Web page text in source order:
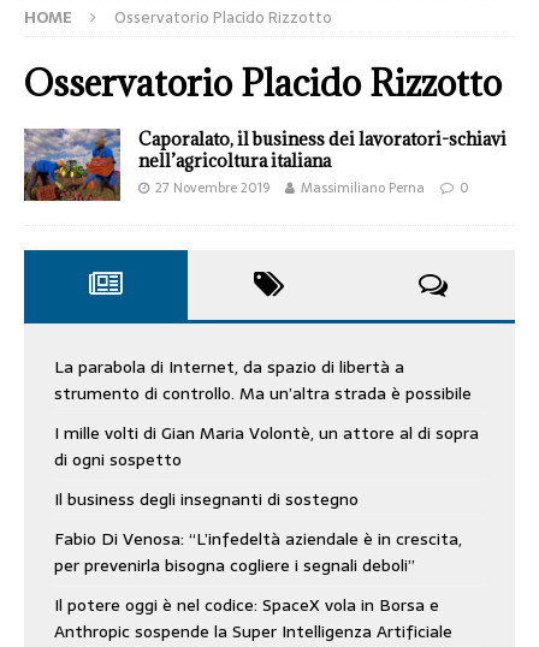
HOME Osservatorio Placido Rizzotto
Osservatorio Placido Rizzotto
Caporalato, il business dei lavoratori-schiavi
nell’agricoltura italiana
27 Novembre 2019 Massimiliano Perna 0
La parabola di Internet, da spazio di libertà a
strumento di controllo. Ma un’altra strada è possibile
I mille volti di Gian Maria Volontè, un attore al di sopra
di ogni sospetto
Il business degli insegnanti di sostegno
Fabio Di Venosa: “L’infedeltà aziendale è in crescita,
per prevenirla bisogna cogliere i segnali deboli”
Il potere oggi è nel codice: SpaceX vola in Borsa e
Anthropic sospende la Super Intelligenza Artificiale